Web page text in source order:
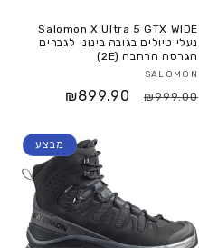
Salomon X Ultra 5 GTX WIDE
נעלי טיולים בגובה בינוני לגברים
הגרסה הרחבה (2E)
SALOMON
₪999.00
₪899.90
מבצע